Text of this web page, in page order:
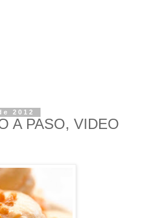
2012
A PASO, VIDEO